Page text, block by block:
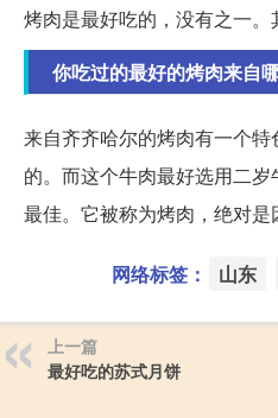
烤肉是最好吃的，没有之一。
你吃过的最好的烤肉来自
来自齐齐哈尔的烤肉有一个
的。而这个牛肉最好选用二
最佳。它被称为烤肉，绝对是
网络标签： 山东
上一篇
最好吃的苏式月饼